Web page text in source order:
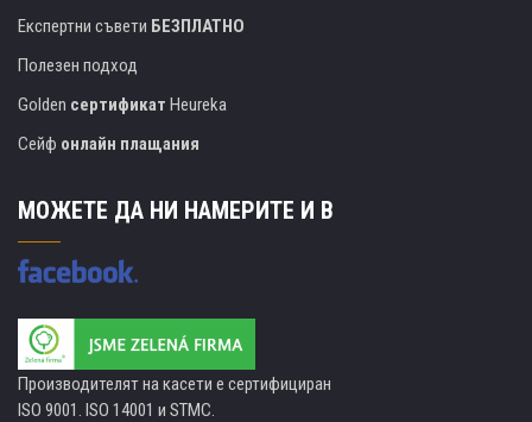
Експертни съвети БЕЗПЛАТНО
Полезен подход
Golden сертификат Heureka
Сейф онлайн плащания
МОЖЕТЕ ДА НИ НАМЕРИТЕ И В
Производителят на касети е сертифициран
ISO 9001. ISO 14001 и STMC.